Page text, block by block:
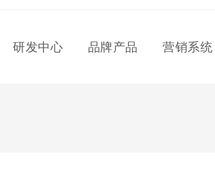
研发中心 品牌产品 营销系统